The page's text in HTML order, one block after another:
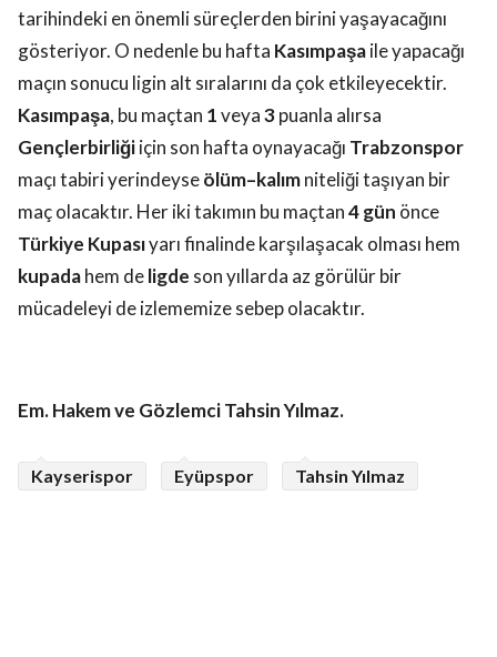
tarihindeki en önemli süreçlerden birini yaşayacağını
gösteriyor. O nedenle bu hafta Kasımpaşaile yapacağı
maçın sonucu ligin alt sıralarını da çok etkileyecektir.
Kasımpaşa, bu maçtan 1veya3puanla alırsa
Gençlerbirliğiiçin son hafta oynayacağı Trabzonspor
maçı tabiri yerindeyseölüm–kalımniteliği taşıyan bir
maç olacaktır. Her iki takımın bu maçtan4 gün önce
Türkiye Kupasıyarı finalinde karşılaşacak olması hem
kupadahem deligde son yıllarda az görülür bir
mücadeleyi de izlememize sebep olacaktır.
Em. Hakem ve Gözlemci Tahsin Yılmaz.
Kayserispor Eyüpspor Tahsin Yılmaz